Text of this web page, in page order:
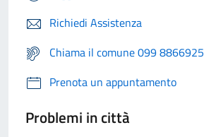
Richiedi Assistenza
Chiama il comune 099 8866925
Prenota un appuntamento
Problemi in città